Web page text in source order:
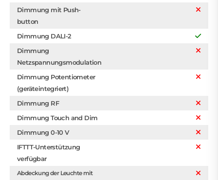
Dimmung mit Push-
button
Dimmung DALI-2
Dimmung
Netzspannungsmodulation
Dimmung Potentiometer
(geräteintegriert)
Dimmung RF
Dimmung Touch and Dim
Dimmung 0-10 V
IFTTT-Unterstützung
verfügbar
Abdeckung der Leuchte mit